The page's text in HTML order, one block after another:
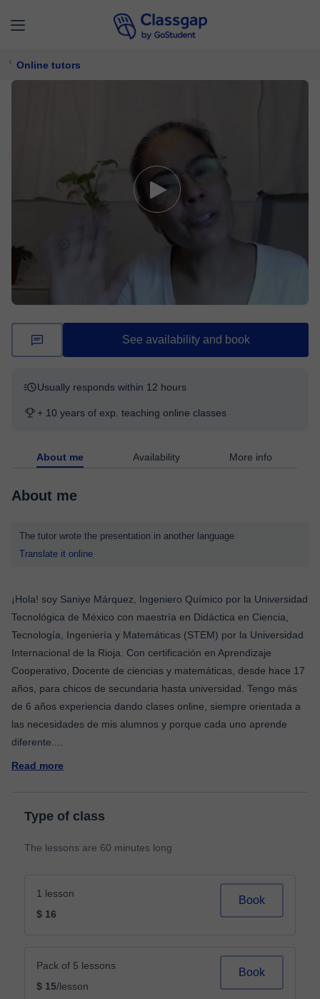
Online tutors
Saniye
See availability and book
Usually responds within 12 hours
+ 10 years of exp. teaching online classes
About me Availability More info
About me
The tutor wrote the presentation in another language
Translate it online
¡Hola! soy Saniye Márquez, Ingeniero Químico por la Universidad
Tecnológica de México con maestría en Didáctica en Ciencia,
Tecnología, Ingeniería y Matemáticas (STEM) por la Universidad
Internacional de la Rioja. Con certificación en Aprendizaje
Cooperativo, Docente de ciencias y matemáticas, desde hace 17
años, para chicos de secundaria hasta universidad. Tengo más
de 6 años experiencia dando clases online, siempre orientada a
las necesidades de mis alumnos y porque cada uno aprende
diferente.
Read more
Type of class
The lessons are 60 minutes long
1 lesson
$ 16
Book
Pack of 5 lessons
$ 15/lesson
Book